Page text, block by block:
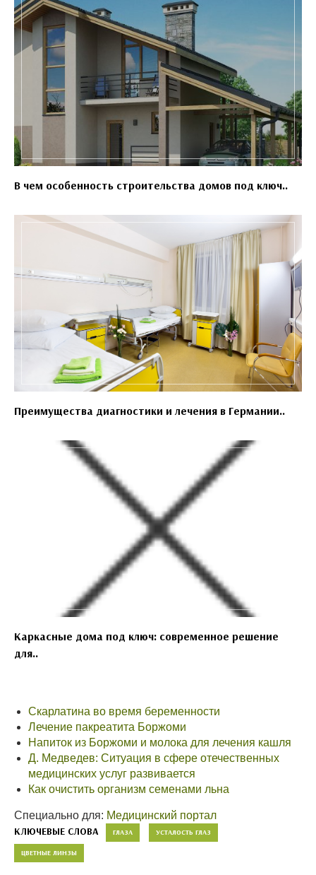
В чем особенность строительства домов под ключ..
Преимущества диагностики и лечения в Германии..
Каркасные дома под ключ: современное решение
для..
Скарлатина во время беременности
Лечение пакреатита Боржоми
Напиток из Боржоми и молока для лечения кашля
Д. Медведев: Ситуация в сфере отечественных
медицинских услуг развивается
Как очистить организм семенами льна
Специально для: Медицинский портал
КЛЮЧЕВЫЕ СЛОВА ГЛАЗА УСТАЛОСТЬ ГЛАЗ
ЦВЕТНЫЕ ЛИНЗЫ